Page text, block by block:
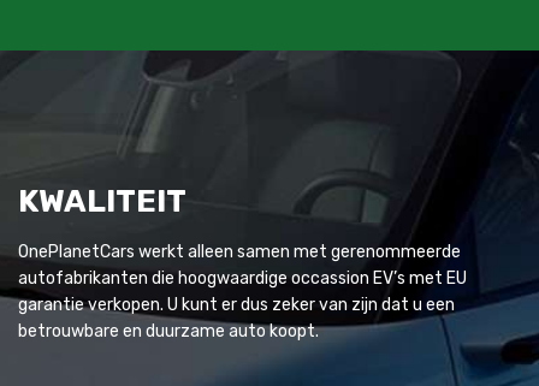
KWALITEIT
OnePlanetCars werkt alleen samen met gerenommeerde
autofabrikanten die hoogwaardige occassion EV’s met EU
garantie verkopen. U kunt er dus zeker van zijn dat u een
betrouwbare en duurzame auto koopt.